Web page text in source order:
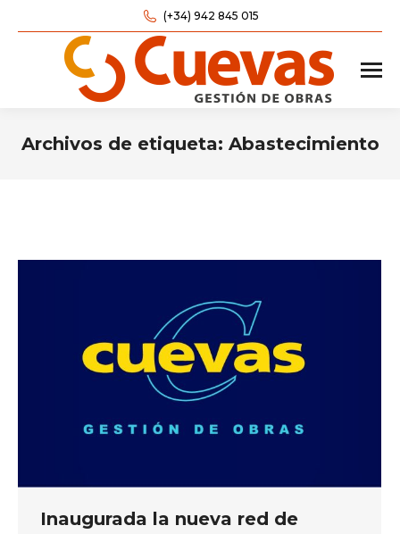
(+34) 942 845 015
Archivos de etiqueta: Abastecimiento
Inaugurada la nueva red de